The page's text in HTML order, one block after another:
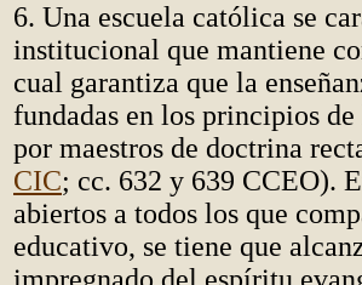
6. Una escuela católica se
institucional que mantiene
cual garantiza que la
fundadas en los principios
por maestros de doctrina
CIC; cc. 632 y 639 CCEO).
abiertos a todos los que
educativo, se tiene que